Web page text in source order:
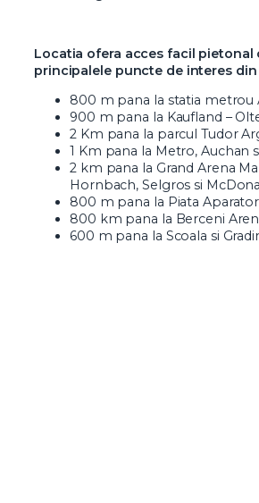
Locatia ofera acces facil pietonal
principalele puncte de interes din
800 m pana la statia metrou
900 m pana la Kaufland –
2 Km pana la parcul Tudor
1 Km pana la Metro, Auchan
2 km pana la Grand Arena
Hornbach, Selgros si
800 m pana la Piata
800 km pana la Berceni
600 m pana la Scoala si